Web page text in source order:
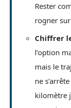
Rester
rogner
Chiffrer
l’option
mais le
ne
kilomètre